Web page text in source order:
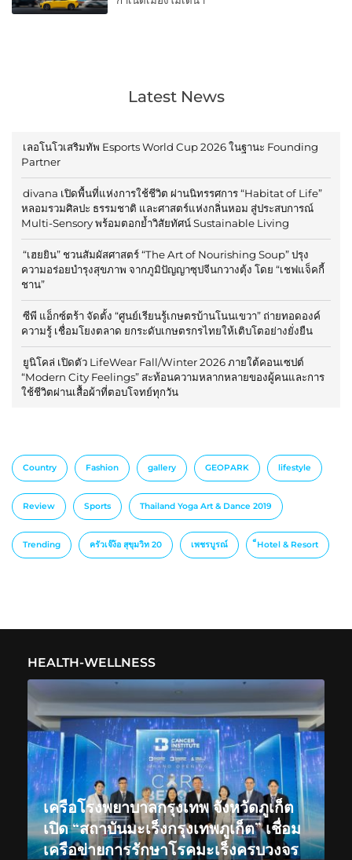
Latest News
เลอโนโวเสริมทัพ Esports World Cup 2026 ในฐานะ Founding
Partner
divana เปิดพื้นที่แห่งการใช้ชีวิต ผ่านนิทรรศการ “Habitat of Life”
หลอมรวมศิลปะ ธรรมชาติ และศาสตร์แห่งกลิ่นหอม สู่ประสบการณ์
Multi-Sensory พร้อมตอกย้ำวิสัยทัศน์ Sustainable Living
“เฮยยิน” ชวนสัมผัสศาสตร์ “The Art of Nourishing Soup” ปรุง
ความอร่อยบำรุงสุขภาพ จากภูมิปัญญาซุปจีนกวางตุ้ง โดย “เชฟแจ็คกี้
ชาน”
ซีพี แอ็กซ์ตร้า จัดตั้ง “ศูนย์เรียนรู้เกษตรบ้านโนนเขวา” ถ่ายทอดองค์
ความรู้ เชื่อมโยงตลาด ยกระดับเกษตรกรไทยให้เติบโตอย่างยั่งยืน
ยูนิโคล่ เปิดตัว LifeWear Fall/Winter 2026 ภายใต้คอนเซปต์
“Modern City Feelings” สะท้อนความหลากหลายของผู้คนและการ
ใช้ชีวิตผ่านเสื้อผ้าที่ตอบโจทย์ทุกวัน
Country Fashion gallery GEOPARK lifestyle
Review Sports Thailand Yoga Art & Dance 2019
Trending ครัวเจ๊ง้อ สุขุมวิท 20 เพชรบูรณ์ ็Hotel & Resort
HEALTH-WELLNESS
เครือโรงพยาบาลกรุงเทพ จังหวัดภูเก็ต
เปิด “สถาบันมะเร็งกรุงเทพภูเก็ต” เชื่อม
เครือข่ายการรักษาโรคมะเร็งครบวงจร